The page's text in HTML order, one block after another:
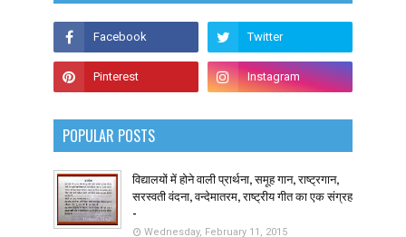
POPULAR POSTS
विद्यालयों में होने वाली प्रार्थना, समूह गान, राष्ट्रगान,
सरस्वती वंदना, वन्देमातरम, राष्ट्रीय गीत का एक संग्रह
-
Wednesday, February 11, 2015